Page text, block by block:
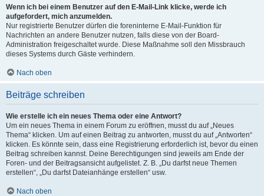
Wenn ich bei einem Benutzer auf den E-Mail-Link klicke, werde ich
aufgefordert, mich anzumelden.
Nur registrierte Benutzer dürfen die foreninterne E-Mail-Funktion für
Nachrichten an andere Benutzer nutzen, falls diese von der Board-
Administration freigeschaltet wurde. Diese Maßnahme soll den Missbrauch
dieses Systems durch Gäste verhindern.
Nach oben
Beiträge schreiben
Wie erstelle ich ein neues Thema oder eine Antwort?
Um ein neues Thema in einem Forum zu eröffnen, musst du auf „Neues
Thema“ klicken. Um auf einen Beitrag zu antworten, musst du auf „Antworten“
klicken. Es könnte sein, dass eine Registrierung erforderlich ist, bevor du einen
Beitrag schreiben kannst. Deine Berechtigungen sind jeweils am Ende der
Foren- und der Beitragsansicht aufgelistet. Z. B. „Du darfst neue Themen
erstellen“, „Du darfst Dateianhänge erstellen“ usw.
Nach oben